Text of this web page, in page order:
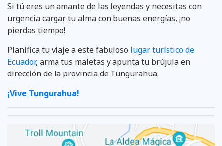
Si tú eres un amante de las leyendas y necesitas con
urgencia cargar tu alma con buenas energías, ¡no
pierdas tiempo!
Planifica tu viaje a este fabuloso lugar turístico de
Ecuador, arma tus maletas y apunta tu brújula en
dirección de la provincia de Tungurahua.
¡Vive Tungurahua!